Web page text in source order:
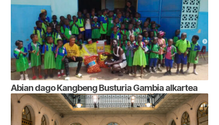
Abian dago Kangbeng Busturia Gambia alkartea